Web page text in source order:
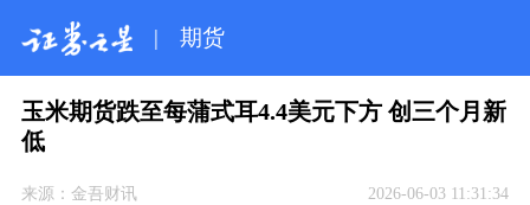
| 期货
玉米期货跌至每蒲式耳4.4美元下方 创三个月新
低
来源： 金吾财讯 2026-06-03 11:31:34